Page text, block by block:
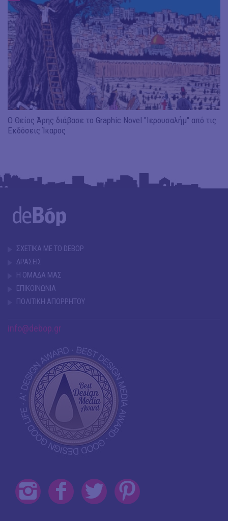
Ο Θείος Άρης διάβασε το Graphic Novel "Ιερουσαλήμ" από τις
Εκδόσεις Ίκαρος
ΣΧΕΤΙΚΑ ΜΕ ΤΟ DEBOP
ΔΡΑΣΕΙΣ
Η ΟΜΑΔΑ ΜΑΣ
ΕΠΙΚΟΙΝΩΝΙΑ
ΠΟΛΙΤΙΚΗ ΑΠΟΡΡΗΤΟΥ
info@debop.gr